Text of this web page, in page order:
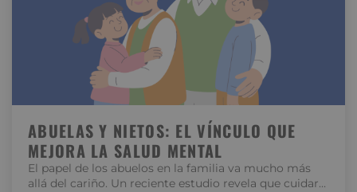
ABUELAS Y NIETOS: EL VÍNCULO QUE
MEJORA LA SALUD MENTAL
El papel de los abuelos en la familia va mucho más
allá del cariño. Un reciente estudio revela que cuidar…